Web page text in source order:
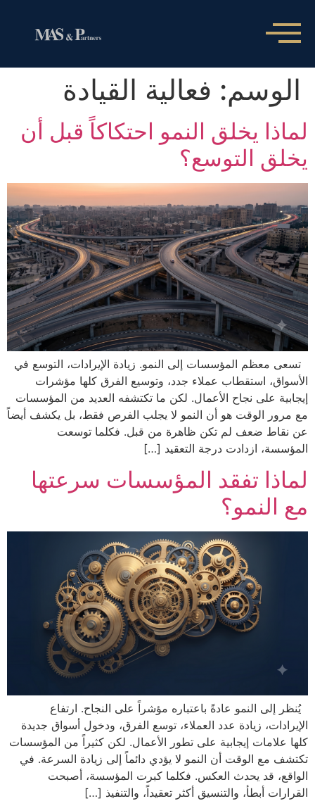
الوسم: فعالية القيادة
لماذا يخلق النمو احتكاكاً قبل أن
يخلق التوسع؟
تسعى معظم المؤسسات إلى النمو. زيادة الإيرادات، التوسع في
الأسواق، استقطاب عملاء جدد، وتوسيع الفرق كلها مؤشرات
إيجابية على نجاح الأعمال. لكن ما تكتشفه العديد من المؤسسات
مع مرور الوقت هو أن النمو لا يجلب الفرص فقط، بل يكشف أيضاً
عن نقاط ضعف لم تكن ظاهرة من قبل. فكلما توسعت
المؤسسة، ازدادت درجة التعقيد […]
لماذا تفقد المؤسسات سرعتها
مع النمو؟
يُنظر إلى النمو عادةً باعتباره مؤشراً على النجاح. ارتفاع
الإيرادات، زيادة عدد العملاء، توسع الفرق، ودخول أسواق جديدة
كلها علامات إيجابية على تطور الأعمال. لكن كثيراً من المؤسسات
تكتشف مع الوقت أن النمو لا يؤدي دائماً إلى زيادة السرعة. في
الواقع، قد يحدث العكس. فكلما كبرت المؤسسة، أصبحت
القرارات أبطأ، والتنسيق أكثر تعقيداً، والتنفيذ […]